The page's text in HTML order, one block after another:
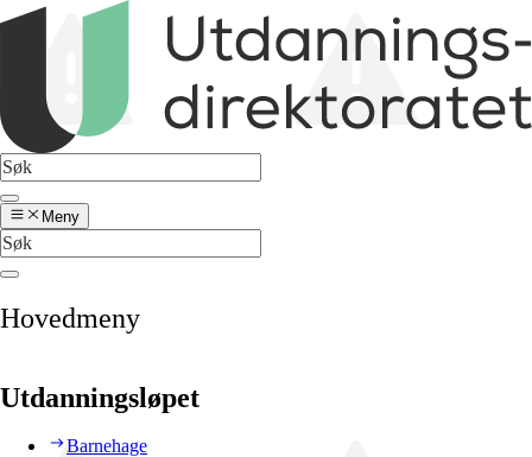
Meny
Hovedmeny
Utdanningsløpet
Barnehage